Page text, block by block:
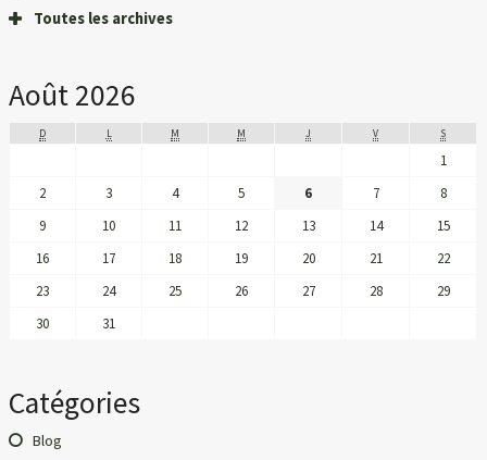
Toutes les archives
Août 2026
D L M M J V S
1
2
3 4 5 6 7
8
9
10 11 12 13 14
15
16
17 18 19 20 21
22
23
24 25 26 27 28
29
30
31
Catégories
Blog